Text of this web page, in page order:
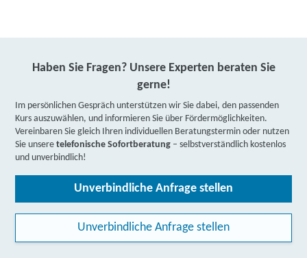
Haben Sie Fragen? Unsere Experten beraten Sie
gerne!
Im persönlichen Gespräch unterstützen wir Sie dabei, den passenden
Kurs auszuwählen, und informieren Sie über Fördermöglichkeiten.
Vereinbaren Sie gleich Ihren individuellen Beratungstermin oder nutzen
Sie unseretelefonische Sofortberatung – selbstverständlich kostenlos
und unverbindlich!
Unverbindliche Anfrage stellen
Unverbindliche Anfrage stellen